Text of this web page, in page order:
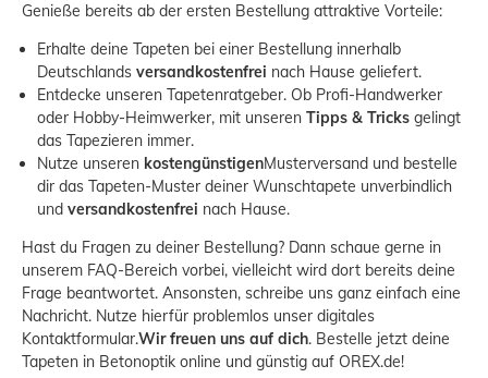
Genieße bereits ab der ersten Bestellung attraktive Vorteile:
Erhalte deine Tapeten bei einer Bestellung innerhalb
Deutschlands versandkostenfrei nach Hause geliefert.
Entdecke unseren Tapetenratgeber. Ob Profi-Handwerker
oder Hobby-Heimwerker, mit unseren Tipps & Tricks gelingt
das Tapezieren immer.
Nutze unseren kostengünstigenMusterversand und bestelle
dir das Tapeten-Muster deiner Wunschtapete unverbindlich
und versandkostenfrei nach Hause.
Hast du Fragen zu deiner Bestellung? Dann schaue gerne in
unserem FAQ-Bereich vorbei, vielleicht wird dort bereits deine
Frage beantwortet. Ansonsten, schreibe uns ganz einfach eine
Nachricht. Nutze hierfür problemlos unser digitales
Kontaktformular.Wir freuen uns auf dich. Bestelle jetzt deine
Tapeten in Betonoptik online und günstig auf OREX.de!